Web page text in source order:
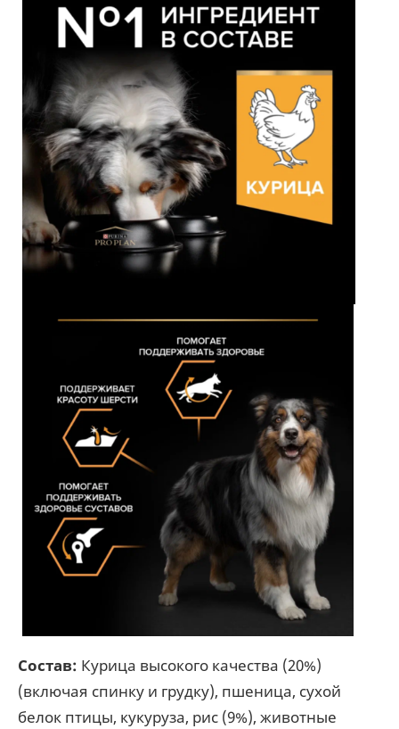
Состав: Курица высокого качества (20%)
(включая спинку и грудку), пшеница, сухой
белок птицы, кукуруза, рис (9%), животные